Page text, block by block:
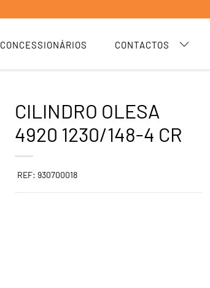
CONCESSIONÁRIOS CONTACTOS
CILINDRO OLESA
4920 1230/148-4 CR
REF: 930700018